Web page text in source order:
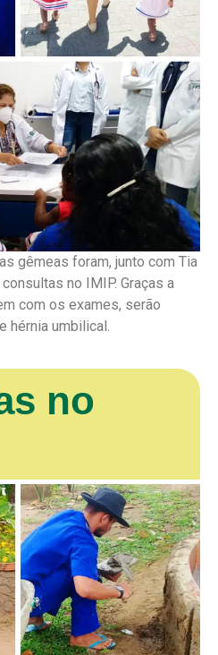
gêmeas foram, junto com Tia
no IMIP. Graças a
com os exames, serão
hérnia umbilical.
no